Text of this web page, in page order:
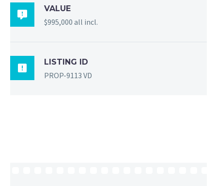

VALUE
$995,000 all incl.

LISTING ID
PROP-9113 VD